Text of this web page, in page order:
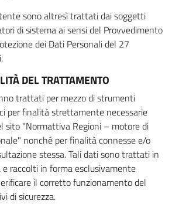
sono altresì trattati dai soggetti
di sistema ai sensi del Provvedimento
dei Dati Personali del 27
DEL TRATTAMENTO
trattati per mezzo di strumenti
per finalità strettamente necessarie
sito "Normattiva Regioni – motore di
nonché per finalità connesse e/o
stessa. Tali dati sono trattati in
raccolti in forma esclusivamente
il corretto funzionamento del
di sicurezza.